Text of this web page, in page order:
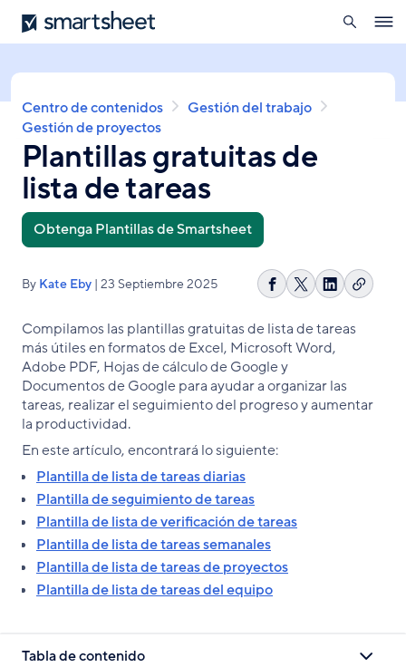
Pasar
al
principal
Smartsheet
búsqueda
Sobrescribir
enlaces
de
ayuda
la
navegación
Centro de contenidos
Gestión del trabajo
Gestión de proyectos
Plantillas gratuitas de
lista de tareas
Obtenga Plantillas de Smartsheet
By Kate Eby | 23 Septiembre 2025
Compartir
Facebook
Share
X
Compartir
LinkedIn
Copiar
Compilamos las plantillas gratuitas de lista de tareas
más útiles en formatos de Excel, Microsoft Word,
Adobe PDF, Hojas de cálculo de Google y
Documentos de Google para ayudar a organizar las
tareas, realizar el seguimiento del progreso y aumentar
la productividad.
En este artículo, encontrará lo siguiente:
Plantilla de lista de tareas diarias
Plantilla de seguimiento de tareas
Plantilla de lista de verificación de tareas
Plantilla de lista de tareas semanales
Plantilla de lista de tareas de proyectos
Plantilla de lista de tareas del equipo
Tabla de contenido